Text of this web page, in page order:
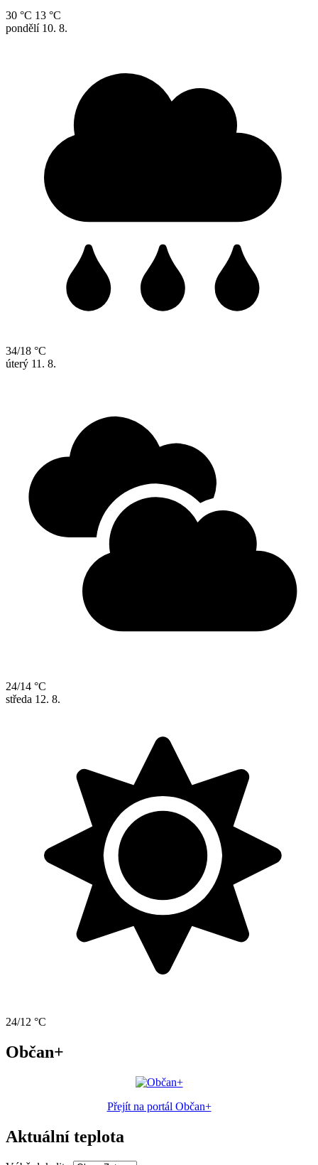
30 °C 13 °C
pondělí 10. 8.
34/18 °C
úterý 11. 8.
24/14 °C
středa 12. 8.
24/12 °C
Občan+
Přejít na portál Občan+
Aktuální teplota